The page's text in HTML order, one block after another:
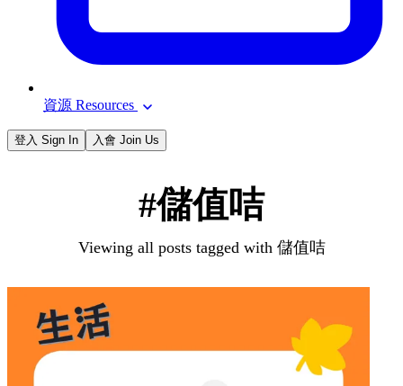
資源 Resources
登入 Sign In 入會 Join Us
#儲值咭
Viewing all posts tagged with 儲值咭